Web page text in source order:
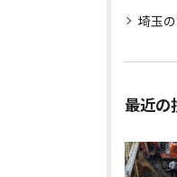
埼玉
最近の